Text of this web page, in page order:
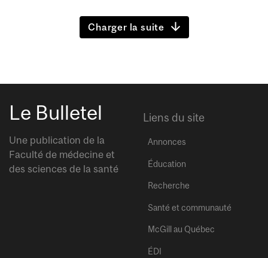
Charger la suite
Le Bulletel
Une publication de la
Faculté de médecine et
des sciences de la santé
Liens du site
Annonces
Éducation
Recherche
Santé et communauté
McGill au Québec
ÉDI